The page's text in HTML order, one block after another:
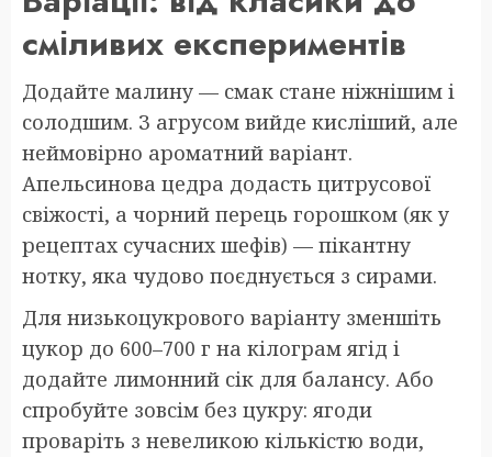
сміливих експериментів
Додайте малину — смак стане ніжнішим і
солодшим. З агрусом вийде кисліший, але
неймовірно ароматний варіант.
Апельсинова цедра додасть цитрусової
свіжості, а чорний перець горошком (як у
рецептах сучасних шефів) — пікантну
нотку, яка чудово поєднується з сирами.
Для низькоцукрового варіанту зменшіть
цукор до 600–700 г на кілограм ягід і
додайте лимонний сік для балансу. Або
спробуйте зовсім без цукру: ягоди
проваріть з невеликою кількістю води,